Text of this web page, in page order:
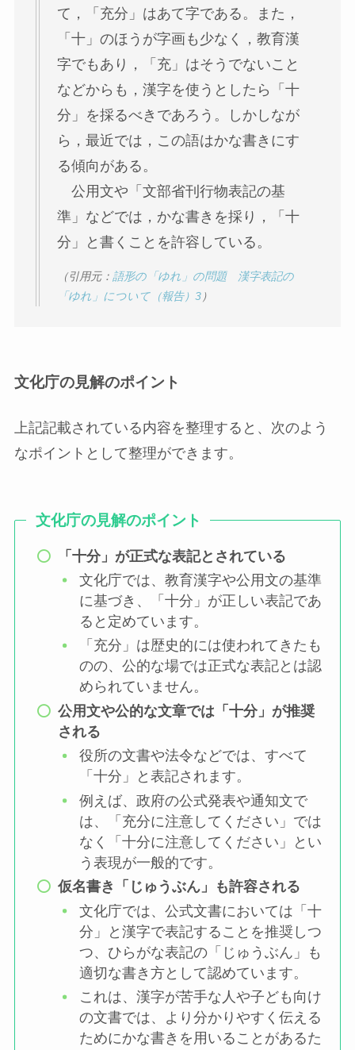
て，「充分」はあて字である。また，
「十」のほうが字画も少なく，教育漢
字でもあり，「充」はそうでないこと
などからも，漢字を使うとしたら「十
分」を採るべきであろう。しかしなが
ら，最近では，この語はかな書きにす
る傾向がある。
公用文や「文部省刊行物表記の基
準」などでは，かな書きを採り，「十
分」と書くことを許容している。
（引用元： 語形の「ゆれ」の問題 漢字表記の
「ゆれ」について（報告）3）
文化庁の見解のポイント
上記記載されている内容を整理すると、次のよう
なポイントとして整理ができます。
文化庁の見解のポイント
「十分」が正式な表記とされている
文化庁では、教育漢字や公用文の基準
に基づき、「十分」が正しい表記であ
ると定めています。
「充分」は歴史的には使われてきたも
のの、公的な場では正式な表記とは認
められていません。
公用文や公的な文章では「十分」が推奨
される
役所の文書や法令などでは、すべて
「十分」と表記されます。
例えば、政府の公式発表や通知文で
は、「充分に注意してください」では
なく「十分に注意してください」とい
う表現が一般的です。
仮名書き「じゅうぶん」も許容される
文化庁では、公式文書においては「十
分」と漢字で表記することを推奨しつ
つ、ひらがな表記の「じゅうぶん」も
適切な書き方として認めています。
これは、漢字が苦手な人や子ども向け
の文書では、より分かりやすく伝える
ためにかな書きを用いることがあるた